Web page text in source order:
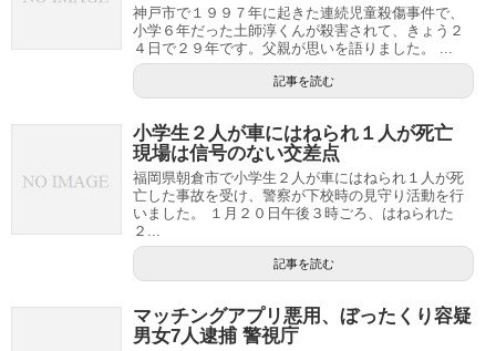
神戸市で１９９７年に起きた連続児童殺傷事件で、
小学６年だった土師淳くんが殺害されて、きょう２
４日で２９年です。父親が思いを語りました。 ...
記事を読む
小学生２人が車にはねられ１人が死亡
現場は信号のない交差点
福岡県朝倉市で小学生２人が車にはねられ１人が死
亡した事故を受け、警察が下校時の見守り活動を行
いました。 １月２０日午後３時ごろ、はねられた
２...
記事を読む
マッチングアプリ悪用、ぼったくり容疑
男女7人逮捕 警視庁